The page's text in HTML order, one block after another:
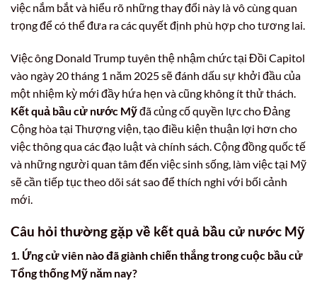
việc nắm bắt và hiểu rõ những thay đổi này là vô cùng quan
trọng để có thể đưa ra các quyết định phù hợp cho tương lai.
Việc ông Donald Trump tuyên thệ nhậm chức tại Đồi Capitol
vào ngày 20 tháng 1 năm 2025 sẽ đánh dấu sự khởi đầu của
một nhiệm kỳ mới đầy hứa hẹn và cũng không ít thử thách.
Kết quả bầu cử nước Mỹđã củng cố quyền lực cho Đảng
Cộng hòa tại Thượng viện, tạo điều kiện thuận lợi hơn cho
việc thông qua các đạo luật và chính sách. Cộng đồng quốc tế
và những người quan tâm đến việc sinh sống, làm việc tại Mỹ
sẽ cần tiếp tục theo dõi sát sao để thích nghi với bối cảnh
mới.
Câu hỏi thường gặp về kết quả bầu cử nước Mỹ
1. Ứng cử viên nào đã giành chiến thắng trong cuộc bầu cử
Tổng thống Mỹ năm nay?